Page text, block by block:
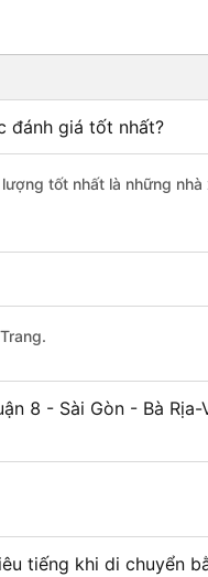
đánh giá tốt nhất?
tốt nhất là những nhà
8 - Sài Gòn - Bà Rịa-
tiếng khi di chuyển